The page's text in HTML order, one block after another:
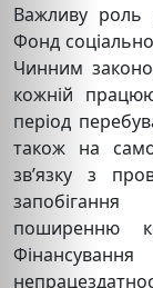
Важливу роль
Фонд
Чинним
кожній
період
також на
зв’язку з
поширенню